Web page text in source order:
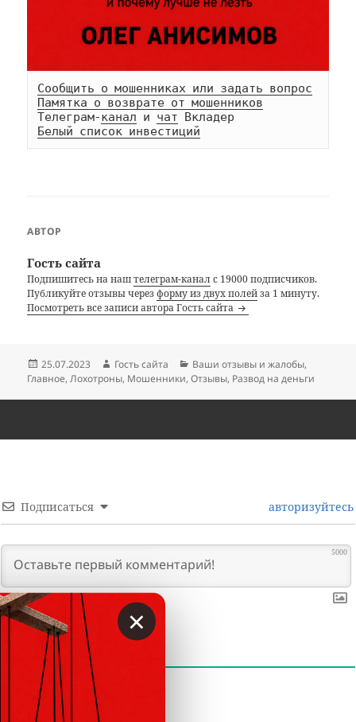
Сообщить о мошенниках или задать вопрос
Памятка о возврате от мошенников
Телеграм-канал и чат
Белый список инвестиций
АВТОР
Гость сайта
Подпишитесь на наштелеграм-каналс 19000 подписчиков.
Публикуйте отзывы черезформу из двух полейза 1 минуту.
Посмотреть все записи автора Гость сайта
Опубликовано
25.07.2023 Автор
Гость сайта Рубрики
Ваши отзывы и жалобы,
Главное,Лохотроны, Мошенники,Отзывы, Развод на деньги
Подписаться авторизуйтесь
5000
КОММЕНТАРИИ
×